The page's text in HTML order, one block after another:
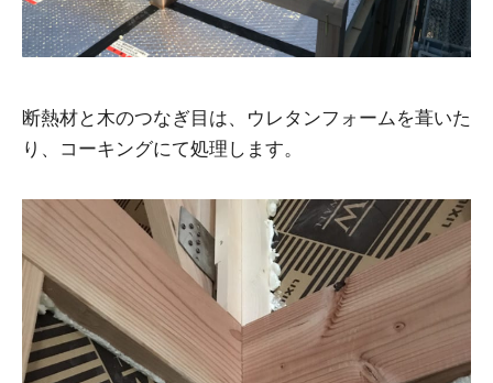
断熱材と木のつなぎ目は、ウレタンフォームを葺いた
り、コーキングにて処理します。